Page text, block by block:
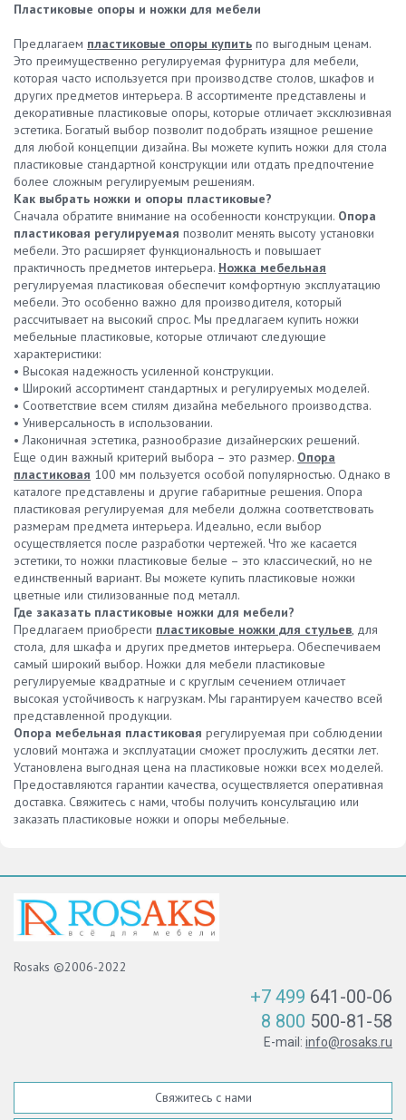
Пластиковые опоры и ножки для мебели
Предлагаем пластиковые опоры купить по выгодным ценам.
Это преимущественно регулируемая фурнитура для мебели,
которая часто используется при производстве столов, шкафов и
других предметов интерьера. В ассортименте представлены и
декоративные пластиковые опоры, которые отличает эксклюзивная
эстетика. Богатый выбор позволит подобрать изящное решение
для любой концепции дизайна. Вы можете купить ножки для стола
пластиковые стандартной конструкции или отдать предпочтение
более сложным регулируемым решениям.
Как выбрать ножки и опоры пластиковые?
Сначала обратите внимание на особенности конструкции. Опора
пластиковая регулируемая позволит менять высоту установки
мебели. Это расширяет функциональность и повышает
практичность предметов интерьера. Ножка мебельная
регулируемая пластиковая обеспечит комфортную эксплуатацию
мебели. Это особенно важно для производителя, который
рассчитывает на высокий спрос. Мы предлагаем купить ножки
мебельные пластиковые, которые отличают следующие
характеристики:
• Высокая надежность усиленной конструкции.
• Широкий ассортимент стандартных и регулируемых моделей.
• Соответствие всем стилям дизайна мебельного производства.
• Универсальность в использовании.
• Лаконичная эстетика, разнообразие дизайнерских решений.
Еще один важный критерий выбора – это размер. Опора
пластиковая 100 мм пользуется особой популярностью. Однако в
каталоге представлены и другие габаритные решения. Опора
пластиковая регулируемая для мебели должна соответствовать
размерам предмета интерьера. Идеально, если выбор
осуществляется после разработки чертежей. Что же касается
эстетики, то ножки пластиковые белые – это классический, но не
единственный вариант. Вы можете купить пластиковые ножки
цветные или стилизованные под металл.
Где заказать пластиковые ножки для мебели?
Предлагаем приобрести пластиковые ножки для стульев , для
стола, для шкафа и других предметов интерьера. Обеспечиваем
самый широкий выбор. Ножки для мебели пластиковые
регулируемые квадратные и с круглым сечением отличает
высокая устойчивость к нагрузкам. Мы гарантируем качество всей
представленной продукции.
Опора мебельная пластиковая регулируемая при соблюдении
условий монтажа и эксплуатации сможет прослужить десятки лет.
Установлена выгодная цена на пластиковые ножки всех моделей.
Предоставляются гарантии качества, осуществляется оперативная
доставка. Свяжитесь с нами, чтобы получить консультацию или
заказать пластиковые ножки и опоры мебельные.
Rosaks ©2006-2022
+7 499 641-00-06
8 800 500-81-58
E-mail: info@rosaks.ru
Свяжитесь с нами